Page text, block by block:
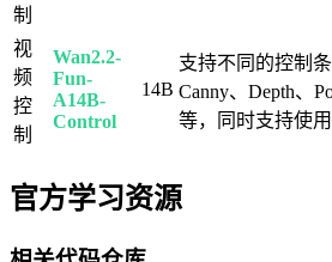
制
视
频
控
制
Wan2.2-
Fun-
A14B-
Control
14B
支持不同的控制
Canny、Depth、
等，同时支持使
官方学习资源